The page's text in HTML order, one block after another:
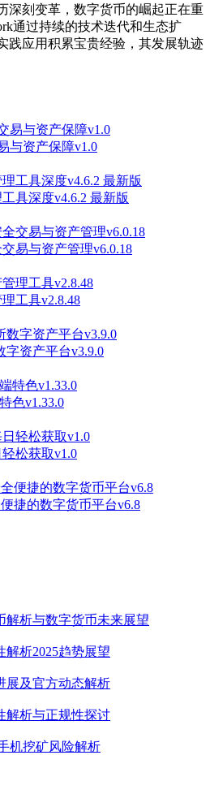
深刻变革，数字货币的崛起正在重
通过持续的技术迭代和生态扩
践应用积累宝贵经验，其发展轨迹
与资产保障v1.0
具深度v4.6.2 最新版
易与资产管理v6.0.18
工具v2.8.48
字资产平台v3.9.0
色v1.33.0
松获取v1.0
捷的数字货币平台v6.8
解析与数字货币未来展望
解析2025趋势展望
展及官方动态解析
解析与正规性探讨
机挖矿风险解析